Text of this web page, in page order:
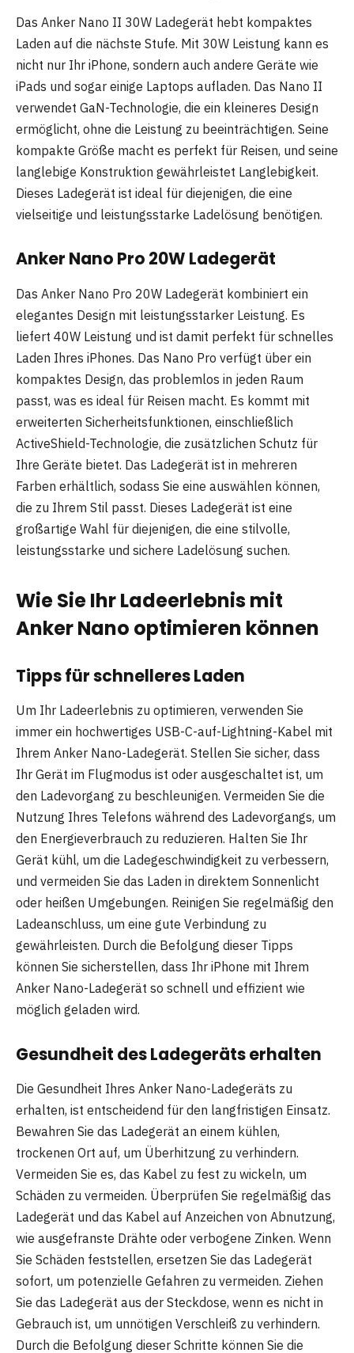
Das Anker Nano II 30W Ladegerät hebt kompaktes
Laden auf die nächste Stufe. Mit 30W Leistung kann es
nicht nur Ihr iPhone, sondern auch andere Geräte wie
iPads und sogar einige Laptops aufladen. Das Nano II
verwendet GaN-Technologie, die ein kleineres Design
ermöglicht, ohne die Leistung zu beeinträchtigen. Seine
kompakte Größe macht es perfekt für Reisen, und seine
langlebige Konstruktion gewährleistet Langlebigkeit.
Dieses Ladegerät ist ideal für diejenigen, die eine
vielseitige und leistungsstarke Ladelösung benötigen.
Anker Nano Pro 20W Ladegerät
Das Anker Nano Pro 20W Ladegerät kombiniert ein
elegantes Design mit leistungsstarker Leistung. Es
liefert 40W Leistung und ist damit perfekt für schnelles
Laden Ihres iPhones. Das Nano Pro verfügt über ein
kompaktes Design, das problemlos in jeden Raum
passt, was es ideal für Reisen macht. Es kommt mit
erweiterten Sicherheitsfunktionen, einschließlich
ActiveShield-Technologie, die zusätzlichen Schutz für
Ihre Geräte bietet. Das Ladegerät ist in mehreren
Farben erhältlich, sodass Sie eine auswählen können,
die zu Ihrem Stil passt. Dieses Ladegerät ist eine
großartige Wahl für diejenigen, die eine stilvolle,
leistungsstarke und sichere Ladelösung suchen.
Wie Sie Ihr Ladeerlebnis mit
Anker Nano optimieren können
Tipps für schnelleres Laden
Um Ihr Ladeerlebnis zu optimieren, verwenden Sie
immer ein hochwertiges USB-C-auf-Lightning-Kabel mit
Ihrem Anker Nano-Ladegerät. Stellen Sie sicher, dass
Ihr Gerät im Flugmodus ist oder ausgeschaltet ist, um
den Ladevorgang zu beschleunigen. Vermeiden Sie die
Nutzung Ihres Telefons während des Ladevorgangs, um
den Energieverbrauch zu reduzieren. Halten Sie Ihr
Gerät kühl, um die Ladegeschwindigkeit zu verbessern,
und vermeiden Sie das Laden in direktem Sonnenlicht
oder heißen Umgebungen. Reinigen Sie regelmäßig den
Ladeanschluss, um eine gute Verbindung zu
gewährleisten. Durch die Befolgung dieser Tipps
können Sie sicherstellen, dass Ihr iPhone mit Ihrem
Anker Nano-Ladegerät so schnell und effizient wie
möglich geladen wird.
Gesundheit des Ladegeräts erhalten
Die Gesundheit Ihres Anker Nano-Ladegeräts zu
erhalten, ist entscheidend für den langfristigen Einsatz.
Bewahren Sie das Ladegerät an einem kühlen,
trockenen Ort auf, um Überhitzung zu verhindern.
Vermeiden Sie es, das Kabel zu fest zu wickeln, um
Schäden zu vermeiden. Überprüfen Sie regelmäßig das
Ladegerät und das Kabel auf Anzeichen von Abnutzung,
wie ausgefranste Drähte oder verbogene Zinken. Wenn
Sie Schäden feststellen, ersetzen Sie das Ladegerät
sofort, um potenzielle Gefahren zu vermeiden. Ziehen
Sie das Ladegerät aus der Steckdose, wenn es nicht in
Gebrauch ist, um unnötigen Verschleiß zu verhindern.
Durch die Befolgung dieser Schritte können Sie die